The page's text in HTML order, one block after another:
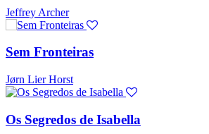
Jeffrey Archer
Sem Fronteiras
Jørn Lier Horst
Os Segredos de Isabella